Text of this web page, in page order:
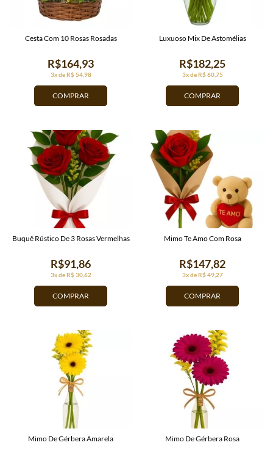
COMPRAR
3x de R$ 54,98
R$164,93
Cesta Com 10 Rosas Rosadas
COMPRAR
3x de R$ 60,75
R$182,25
Luxuoso Mix De Astomélias
COMPRAR
3x de R$ 30,62
R$91,86
Buquê Rústico De 3 Rosas Vermelhas
COMPRAR
3x de R$ 49,27
R$147,82
Mimo Te Amo Com Rosa
Mimo De Gérbera Amarela Mimo De Gérbera Rosa